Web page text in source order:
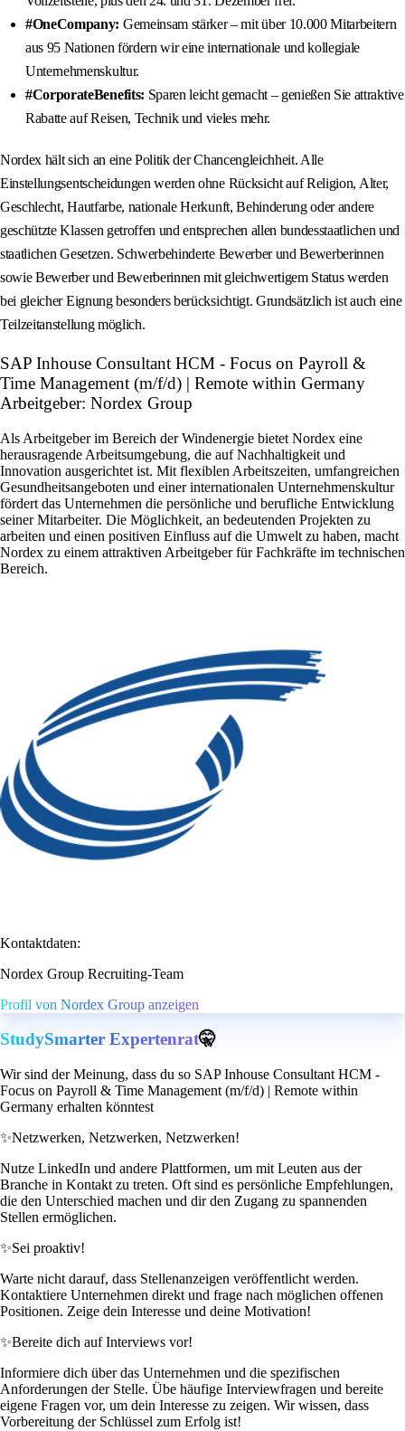
#OneCompany: Gemeinsam stärker – mit über 10.000 Mitarbeitern
aus 95 Nationen fördern wir eine internationale und kollegiale
Unternehmenskultur.
#CorporateBenefits: Sparen leicht gemacht – genießen Sie attraktive
Rabatte auf Reisen, Technik und vieles mehr.
Nordex hält sich an eine Politik der Chancengleichheit. Alle
Einstellungsentscheidungen werden ohne Rücksicht auf Religion, Alter,
Geschlecht, Hautfarbe, nationale Herkunft, Behinderung oder andere
geschützte Klassen getroffen und entsprechen allen bundesstaatlichen und
staatlichen Gesetzen. Schwerbehinderte Bewerber und Bewerberinnen
sowie Bewerber und Bewerberinnen mit gleichwertigem Status werden
bei gleicher Eignung besonders berücksichtigt. Grundsätzlich ist auch eine
Teilzeitanstellung möglich.
SAP Inhouse Consultant HCM - Focus on Payroll &
Time Management (m/f/d) | Remote within Germany
Arbeitgeber: Nordex Group
Als Arbeitgeber im Bereich der Windenergie bietet Nordex eine
herausragende Arbeitsumgebung, die auf Nachhaltigkeit und
Innovation ausgerichtet ist. Mit flexiblen Arbeitszeiten, umfangreichen
Gesundheitsangeboten und einer internationalen Unternehmenskultur
fördert das Unternehmen die persönliche und berufliche Entwicklung
seiner Mitarbeiter. Die Möglichkeit, an bedeutenden Projekten zu
arbeiten und einen positiven Einfluss auf die Umwelt zu haben, macht
Nordex zu einem attraktiven Arbeitgeber für Fachkräfte im technischen
Bereich.
Kontaktdaten:
Nordex Group Recruiting-Team
Profil von Nordex Group anzeigen
StudySmarter Expertenrat🤫
Wir sind der Meinung, dass du so SAP Inhouse Consultant HCM -
Focus on Payroll & Time Management (m/f/d) | Remote within
Germany erhalten könntest
✨Netzwerken, Netzwerken, Netzwerken!
Nutze LinkedIn und andere Plattformen, um mit Leuten aus der
Branche in Kontakt zu treten. Oft sind es persönliche Empfehlungen,
die den Unterschied machen und dir den Zugang zu spannenden
Stellen ermöglichen.
✨Sei proaktiv!
Warte nicht darauf, dass Stellenanzeigen veröffentlicht werden.
Kontaktiere Unternehmen direkt und frage nach möglichen offenen
Positionen. Zeige dein Interesse und deine Motivation!
✨Bereite dich auf Interviews vor!
Informiere dich über das Unternehmen und die spezifischen
Anforderungen der Stelle. Übe häufige Interviewfragen und bereite
eigene Fragen vor, um dein Interesse zu zeigen. Wir wissen, dass
Vorbereitung der Schlüssel zum Erfolg ist!